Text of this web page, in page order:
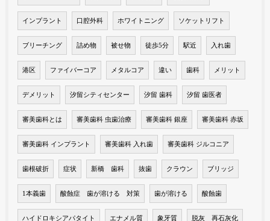
インプラント 口腔外科 ホワイトニング ソケットリフト
ブリーチング 詰め物 被せ物 徒歩5分 駅近 入れ歯
港区 ファイバーコア メタルコア 違い 歯科 メリット
デメリット 汐留シティセンター 汐留 歯科 汐留 歯医者
審美歯科とは 審美歯科 虫歯治療 審美歯科 銀座 審美歯科 赤坂
審美歯科 インプラント 審美歯科 入れ歯 審美歯科 ジルコニア
歯根破折 症状 新橋 歯科 抜歯 クラウン ブリッジ
1本義歯 酸蝕症 歯が溶ける 対策 歯が溶ける 酸蝕歯
ハイドロキシアパタイト エナメル質 象牙質 脱灰 再石灰化